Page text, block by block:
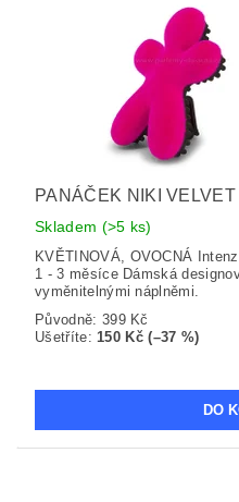
PANÁČEK NIKI
Skladem (>5 ks)
KVĚTINOVÁ, OVOCNÁ
1 - 3 měsíce Dámská
vyměnitelnými náplněmi.
Původně: 399 Kč
Ušetříte:150 Kč (–37 %)